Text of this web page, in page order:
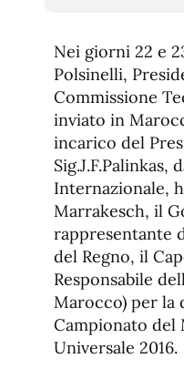
Nei giorni 22 e
Polsinelli,
Commissione
inviato in
incarico del
Sig.J.F.Palinkas,
Internazionale,
Marrakesch, il
rappresentante
del Regno, il
Responsabile
Marocco) per la
Campionato del
Universale 2016.